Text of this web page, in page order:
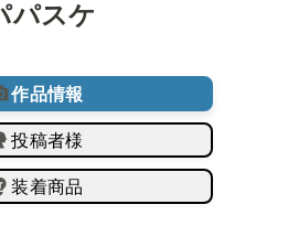
パスケ
作品情報
投稿者様
装着商品